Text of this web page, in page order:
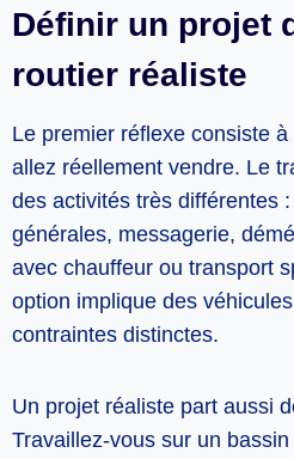
Définir un projet
routier réaliste
Le premier réflexe consiste
allez réellement vendre. Le
des activités très différentes
générales, messagerie,
avec chauffeur ou transport
option implique des
contraintes distinctes.
Un projet réaliste part aussi
Travaillez-vous sur un